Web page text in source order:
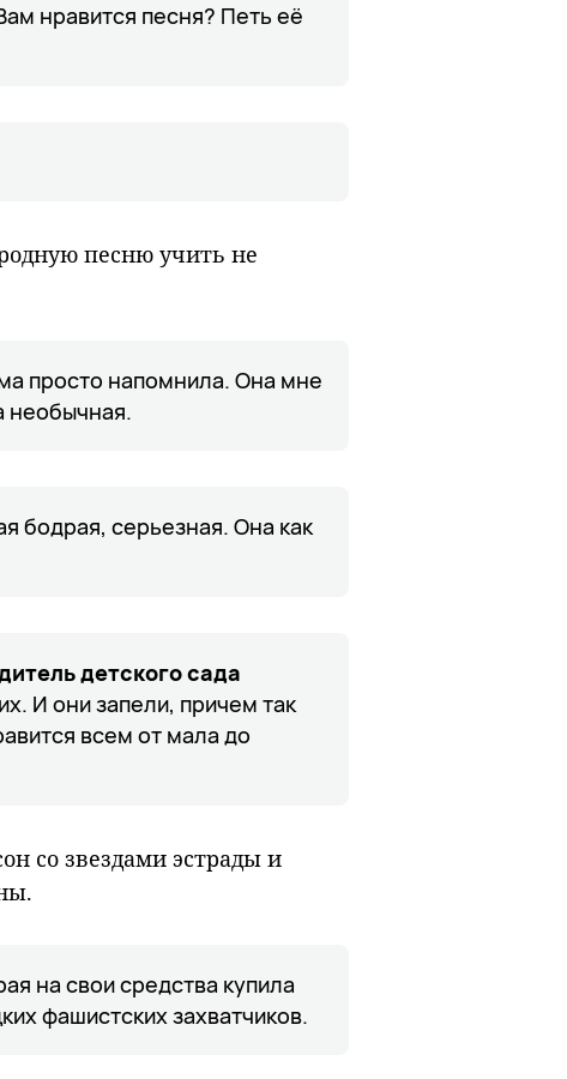
нравится песня? Петь её
песню учить не
просто напомнила. Она мне
необычная.
бодрая, серьезная. Она как
детского сада
И они запели, причем так
всем от мала до
со звездами эстрады и
на свои средства купила
фашистских захватчиков.